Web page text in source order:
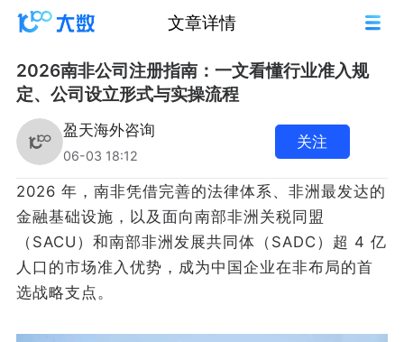
文章详情
2026南非公司注册指南：一文看懂行业准入规
定、公司设立形式与实操流程
盈天海外咨询
06-03 18:12
关注
2026 年，南非凭借完善的法律体系、非洲最发达的
金融基础设施，以及面向南部非洲关税同盟
（SACU）和南部非洲发展共同体（SADC）超 4 亿
人口的市场准入优势，成为中国企业在非布局的首
选战略支点。